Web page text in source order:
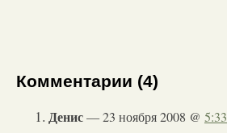
Комментарии (4)
Денис— 23 ноября 2008 @ 5:33